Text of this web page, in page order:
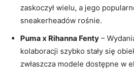
zaskoczył wielu, a jego
sneakerheadów rośnie.
Puma x Rihanna Fenty –
kolaboracji szybko stały się
zwłaszcza modele dostępne w